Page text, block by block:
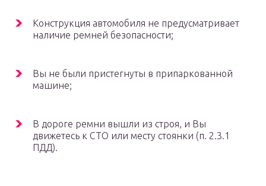
Конструкция автомобиля не предусматривает
наличие ремней безопасности;
Вы не были пристегнуты в припаркованной
машине;
В дороге ремни вышли из строя, и Вы
движетесь к СТО или месту стоянки (п. 2.3.1
ПДД).